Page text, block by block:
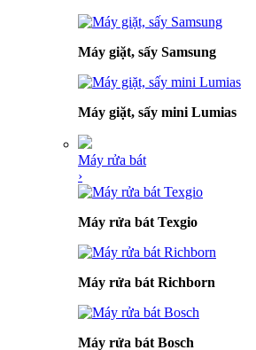
Máy giặt, sấy Samsung
Máy giặt, sấy mini Lumias
Máy rửa bát
›
Máy rửa bát Texgio
Máy rửa bát Richborn
Máy rửa bát Bosch